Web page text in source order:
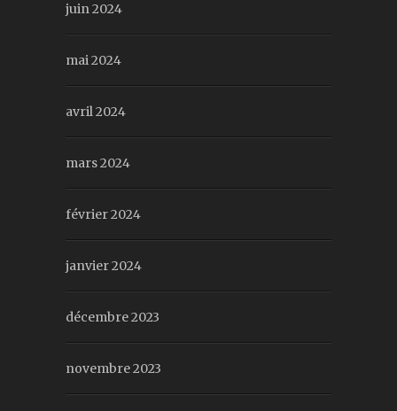
juin 2024
mai 2024
avril 2024
mars 2024
février 2024
janvier 2024
décembre 2023
novembre 2023